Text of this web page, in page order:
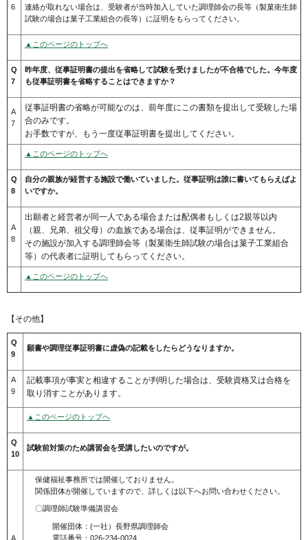
6
連絡が取れない場合は、受験者が当時加入していた調理師会の長等（製菓衛生師
試験の場合は菓子工業組合の長等）に証明をもらってください。
▲このページのトップへ
Q
7
昨年度、従事証明書の提出を省略して試験を受けましたが不合格でした。今年度
も従事証明書を省略することはできますか？
A
7
従事証明書の省略が可能なのは、前年度にこの書類を提出して受験した場
合のみです。
お手数ですが、もう一度従事証明書を提出してください。
▲このページのトップへ
Q
8
自分の親族が経営する施設で働いていました。従事証明は誰に書いてもらえばよ
いですか。
A
8
出願者と経営者が同一人である場合または配偶者もしくは2親等以内
（親、兄弟、祖父母）の血族である場合は、従事証明ができません。
その施設が加入する調理師会等（製菓衛生師試験の場合は菓子工業組合
等）の代表者に証明してもらってください。
▲このページのトップへ
【その他】
Q
9
願書や調理従事証明書に虚偽の記載をしたらどうなりますか。
A
9
記載事項が事実と相違することが判明した場合は、受験資格又は合格を
取り消すことがあります。
▲このページのトップへ
Q
10
試験前対策のため講習会を受講したいのですが。
A
保健福祉事務所では開催しておりません。
関係団体が開催していますので、詳しくは以下へお問い合わせください。
〇調理師試験準備講習会
開催団体：(一社）長野県調理師会
電話番号：026-234-0024